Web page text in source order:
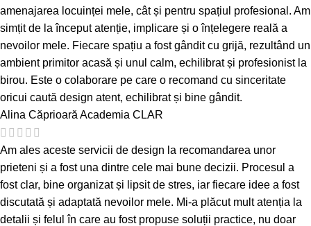
amenajarea locuinței mele, cât și pentru spațiul profesional. Am
simțit de la început atenție, implicare și o înțelegere reală a
nevoilor mele. Fiecare spațiu a fost gândit cu grijă, rezultând un
ambient primitor acasă și unul calm, echilibrat și profesionist la
birou. Este o colaborare pe care o recomand cu sinceritate
oricui caută design atent, echilibrat și bine gândit.
Alina Căprioară Academia CLAR
Am ales aceste servicii de design la recomandarea unor
prieteni și a fost una dintre cele mai bune decizii. Procesul a
fost clar, bine organizat și lipsit de stres, iar fiecare idee a fost
discutată și adaptată nevoilor mele. Mi-a plăcut mult atenția la
detalii și felul în care au fost propuse soluții practice, nu doar